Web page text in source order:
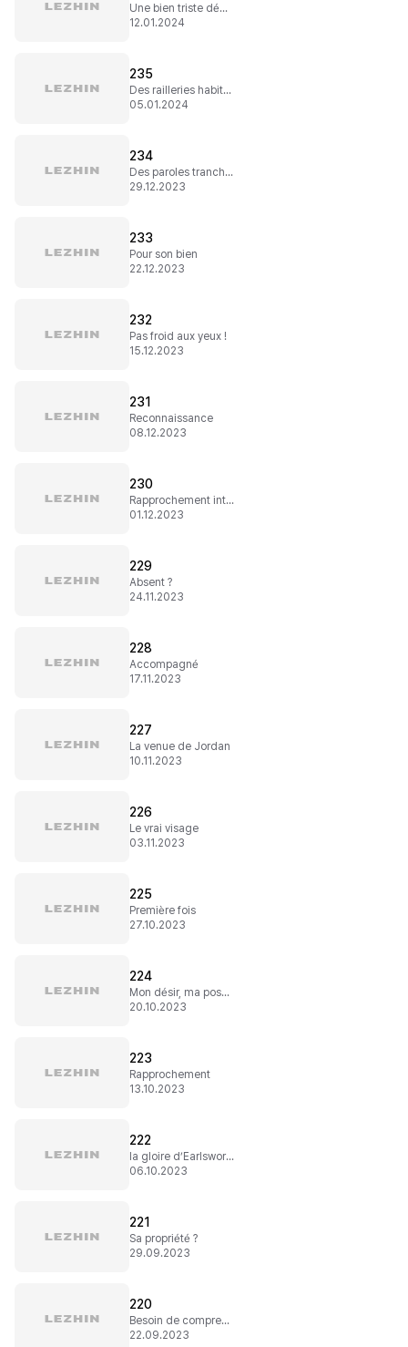
Une bien triste démarche
12.01.2024
235
Des railleries habituelles
05.01.2024
234
Des paroles tranchantes
29.12.2023
233
Pour son bien
22.12.2023
232
Pas froid aux yeux !
15.12.2023
231
Reconnaissance
08.12.2023
230
Rapprochement intime
01.12.2023
229
Absent ?
24.11.2023
228
Accompagné
17.11.2023
227
La venue de Jordan
10.11.2023
226
Le vrai visage
03.11.2023
225
Première fois
27.10.2023
224
Mon désir, ma possession
20.10.2023
223
Rapprochement
13.10.2023
222
la gloire d’Earlsworld
06.10.2023
221
Sa propriété ?
29.09.2023
220
Besoin de comprendre
22.09.2023